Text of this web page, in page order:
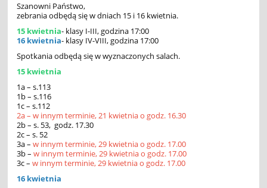
Szanowni Państwo,
zebrania odbędą się w dniach 15 i 16 kwietnia.
15 kwietnia- klasy I-III, godzina 17:00
16 kwietnia- klasy IV-VIII, godzina 17:00
Spotkania odbędą się w wyznaczonych salach.
15 kwietnia
1a – s.113
1b – s.116
1c – s.112
2a – w innym terminie, 21 kwietnia o godz. 16.30
2b – s. 53, godz. 17.30
2c – s. 52
3a –w innym terminie, 29 kwietnia o godz. 17.00
3b –w innym terminie, 29 kwietnia o godz. 17.00
3c –w innym terminie, 29 kwietnia o godz. 17.00
16 kwietnia